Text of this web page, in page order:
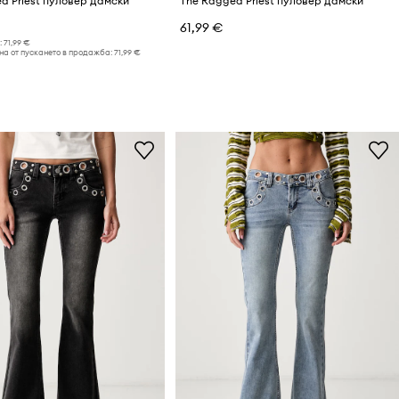
71,99 €
от пускането в продажба: 71,99 €
61,99 €